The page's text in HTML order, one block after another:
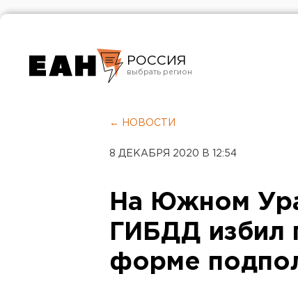
РОССИЯ
Челябинск
← НОВОСТИ
8 ДЕКАБРЯ 2020 В 12:54
На Южном
ГИБДД избил
форме